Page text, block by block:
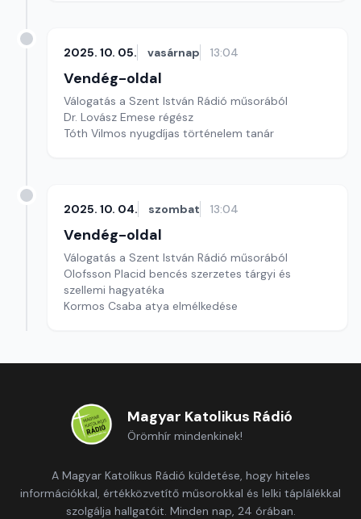
2025. 10. 05. vasárnap 13:04
Vendég-oldal
Válogatás a Szent István Rádió műsorából
Dr. Lovász Emese régész
Tóth Vilmos nyugdíjas történelem tanár
2025. 10. 04. szombat 13:04
Vendég-oldal
Válogatás a Szent István Rádió műsorából
Olofsson Placid bencés szerzetes tárgyi és
szellemi hagyatéka
Kormos Csaba atya elmélkedése
Magyar Katolikus Rádió
Örömhír mindenkinek!
A Magyar Katolikus Rádió küldetése, hogy hiteles
információkkal, értékközvetítő műsorokkal és lelki táplálékkal
szolgálja hallgatóit. Minden nap, 24 órában.